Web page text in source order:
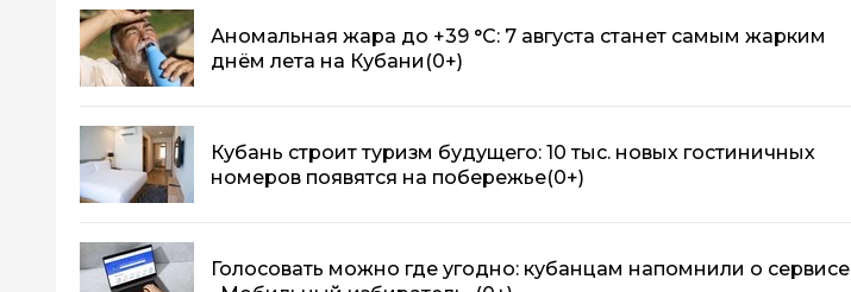
Аномальная жара до +39 °C: 7 августа станет самым жарким
днём лета на Кубани (0+)
Кубань строит туризм будущего: 10 тыс. новых гостиничных
номеров появятся на побережье(0+)
Голосовать можно где угодно: кубанцам напомнили о сервисе